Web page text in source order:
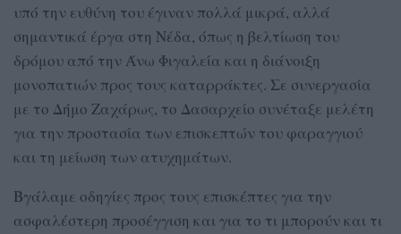
υπό την ευθύνη του έγιναν πολλά μικρά, αλλά
σημαντικά έργα στη Νέδα, όπως η βελτίωση του
δρόμου από την Άνω Φιγαλεία και η διάνοιξη
μονοπατιών προς τους καταρράκτες. Σε συνεργασία
με το Δήμο Ζαχάρως, το Δασαρχείο συνέταξε μελέτη
για την προστασία των επισκεπτών του φαραγγιού
και τη μείωση των ατυχημάτων.
Βγάλαμε οδηγίες προς τους επισκέπτες για την
ασφαλέστερη προσέγγιση και για το τι μπορούν και τι